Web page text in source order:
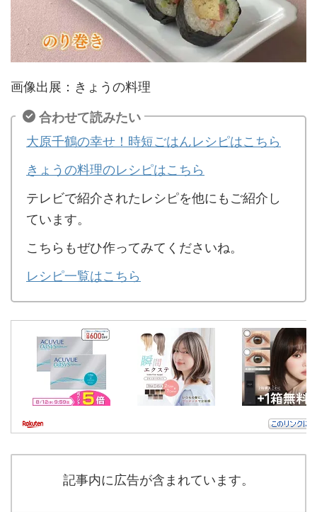
画像出展：きょうの料理
合わせて読みたい
大原千鶴の幸せ！時短ごはんレシピはこちら
きょうの料理のレシピはこちら
テレビで紹介されたレシピを他にもご紹介し
ています。
こちらもぜひ作ってみてくださいね。
レシピ一覧はこちら
記事内に広告が含まれています。